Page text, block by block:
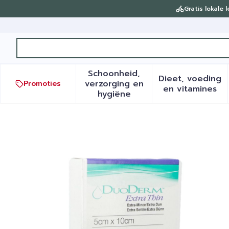
Gratis lokale
Promoties
Schoonheid,
verzorging en
hygiëneToon submenu voor
Dieet, voeding
en vitamines
Toon
Duoderm Extra Dun